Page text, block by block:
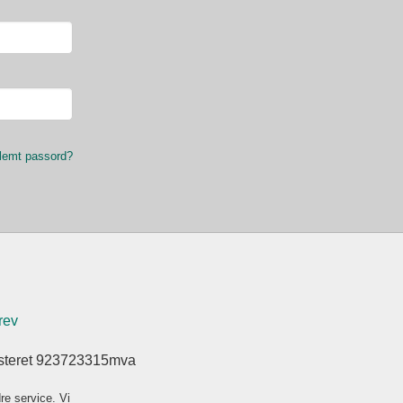
passord?
923723315mva
service. Vi